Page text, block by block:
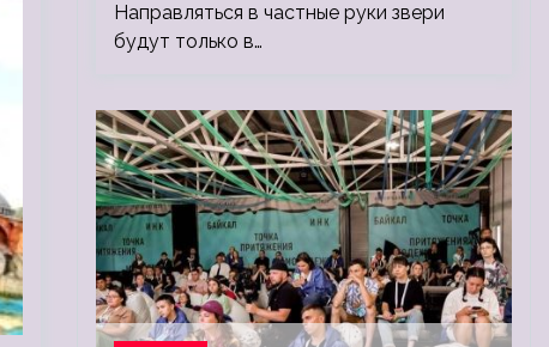
Направляться в частные руки звери
будут только в…